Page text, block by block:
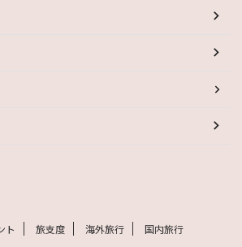
ト 旅支度 海外旅行 国内旅行